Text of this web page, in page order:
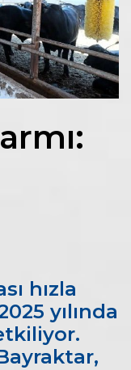
hızla
yılında